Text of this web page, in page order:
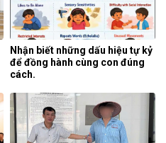
Nhận biết những dấu hiệu tự kỷ
để đồng hành cùng con đúng
cách.